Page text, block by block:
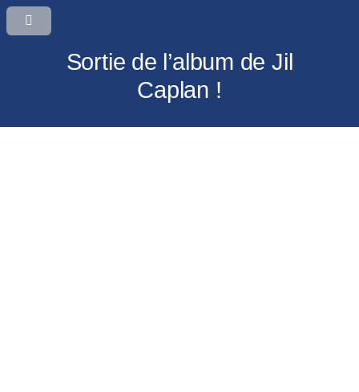
Sortie de l’album de Jil
Caplan !